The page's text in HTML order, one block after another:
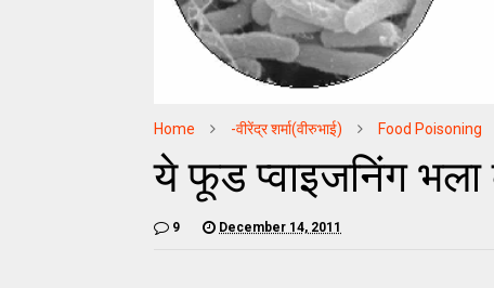
Home -वीरेंद्र शर्मा(वीरुभाई) Food Poisoning
ये फूड प्‍वाइजनिंग भला
9 December 14, 2011